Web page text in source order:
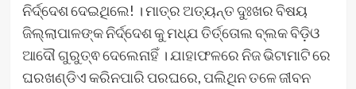
ନିର୍ଦ୍ଦେଶ ଦେଇଥିଲେ! । ମାତ୍ର ଅତ୍ୟନ୍ତ ଦୁଃଖର ବିଷୟ
ଜିଲ୍ଲାପାଳଙ୍କ ନିର୍ଦ୍ଦେଶ କୁ ମଧ୍ଯ ତିର୍ତ୍ତୋଲ ବ୍ଲକ ବିଡ଼ିଓ
ଆଦୌ ଗୁରୁତ୍ଵ ଦେଲେନାହିଁ । ଯାହାଫଳରେ ନିଜ ଭିଟାମାଟି ରେ
ଘରଖଣ୍ଡିଏ କରିନପାରି ପରଘରେ, ପଲିଥିନ ତଳେ ଜୀବନ